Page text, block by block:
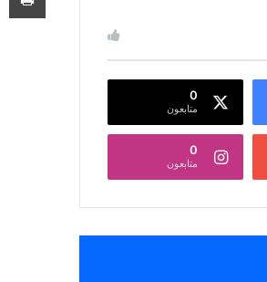
0
متابعون
0
متابعون